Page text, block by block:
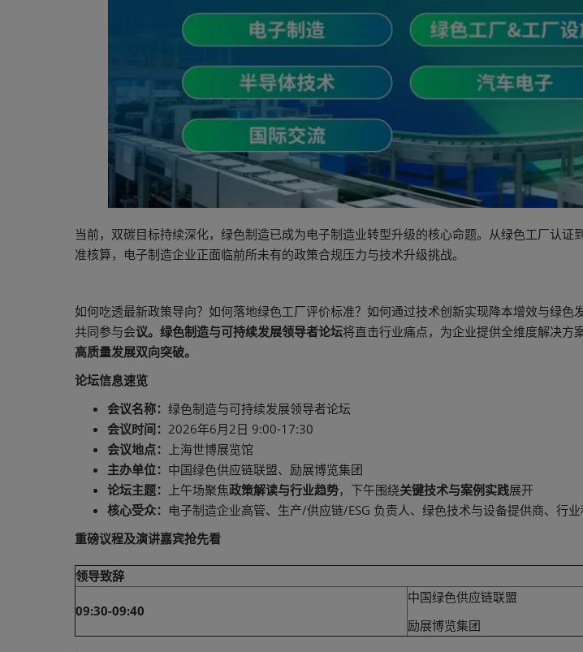
当前，双碳目标持续深化，绿色制造已成为电子制造业转型升级的核心命题。从绿色工厂认
准核算，电子制造企业正面临前所未有的政策合规压力与技术升级挑战。
如何吃透最新政策导向？如何落地绿色工厂评价标准？如何通过技术创新实现降本增效与绿色
共同参与会议。绿色制造与可持续发展领导者论坛将直击行业痛点，为企业提供全维度解决方案
高质量发展双向突破。
论坛信息速览
会议名称： 绿色制造与可持续发展领导者论坛
会议时间： 2026年6月2日 9:00-17:30
会议地点：
上海世博展览馆
主办单位： 中国绿色供应链联盟、励展博览集团
论坛主题：
上午场聚焦政策解读与行业趋势，下午围绕关键技术与案例实践展开
核心受众： 电子制造企业高管、生产/供应链/ESG 负责人、绿色技术与设备提供商、行
重磅议程及演讲嘉宾抢先看
领导致辞
09:30-09:40
中国绿色供应链联盟
励展博览集团